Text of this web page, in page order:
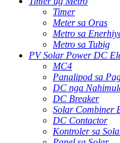
Timer
Meter sa Oras
Metro sa
Metro sa Tubig
PV Solar Power DC
MC4
Panalipod sa
DC nga
DC Breaker
Solar Combiner
DC Contactor
Kontroler sa